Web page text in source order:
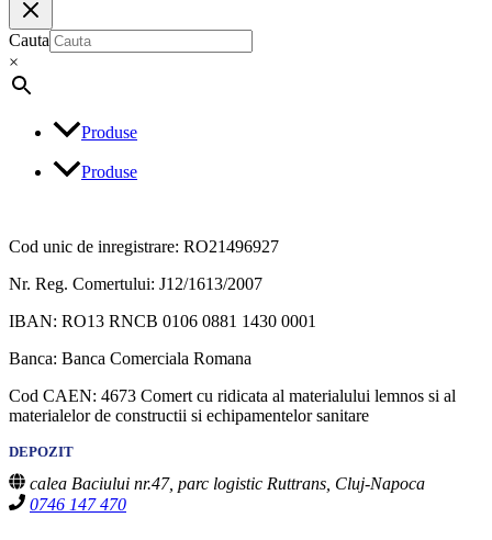
Cauta
×
Produse
Produse
Cod unic de inregistrare: RO21496927
Nr. Reg. Comertului: J12/1613/2007
IBAN: RO13 RNCB 0106 0881 1430 0001
Banca: Banca Comerciala Romana
Cod CAEN: 4673 Comert cu ridicata al materialului lemnos si al
materialelor de constructii si echipamentelor sanitare
DEPOZIT
calea Baciului nr.47, parc logistic Ruttrans, Cluj-Napoca
0746 147 470